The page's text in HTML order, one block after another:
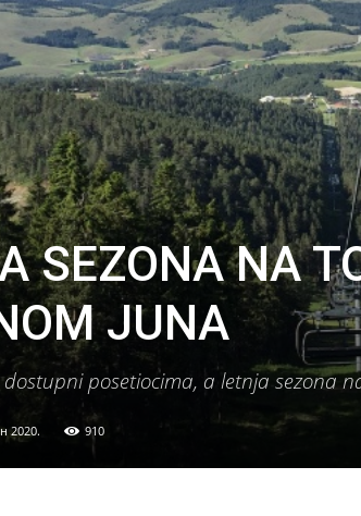
SEZONA NA
JUNA
posetiocima, a letnja sezona
2020. 910